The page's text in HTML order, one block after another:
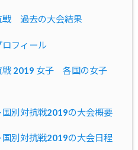
戦 過去の大会結果
フィール
戦 2019 女子 各国の女子
別対抗戦2019の大会概要
別対抗戦2019の大会日程